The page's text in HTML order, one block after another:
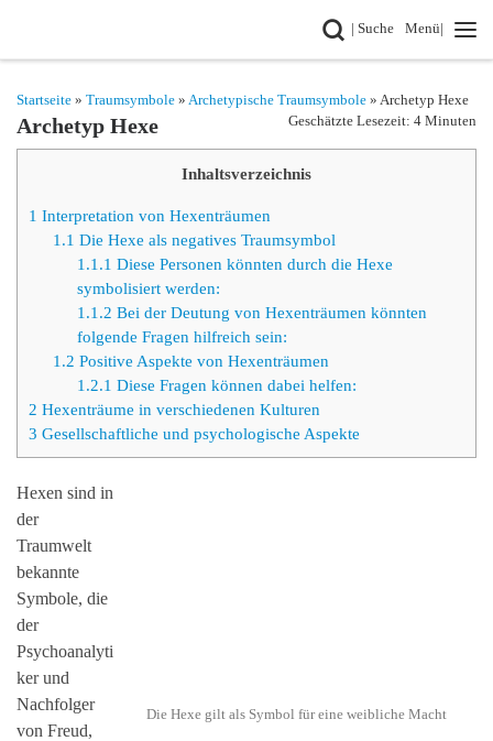
| SucheSearch
Menü|
Startseite » Traumsymbole » Archetypische Traumsymbole » Archetyp Hexe
Geschätzte Lesezeit: 4 Minuten
Archetyp Hexe
Inhaltsverzeichnis
1 Interpretation von Hexenträumen
1.1 Die Hexe als negatives Traumsymbol
1.1.1 Diese Personen könnten durch die Hexe
symbolisiert werden:
1.1.2 Bei der Deutung von Hexenträumen könnten
folgende Fragen hilfreich sein:
1.2 Positive Aspekte von Hexenträumen
1.2.1 Diese Fragen können dabei helfen:
2 Hexenträume in verschiedenen Kulturen
3 Gesellschaftliche und psychologische Aspekte
Die Hexe gilt als Symbol für eine weibliche Macht
Hexen sind in
der
Traumwelt
bekannte
Symbole, die
der
Psychoanalyti
ker und
Nachfolger
von Freud,